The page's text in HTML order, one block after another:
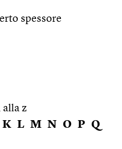
spessore
z
K L M N O P Q